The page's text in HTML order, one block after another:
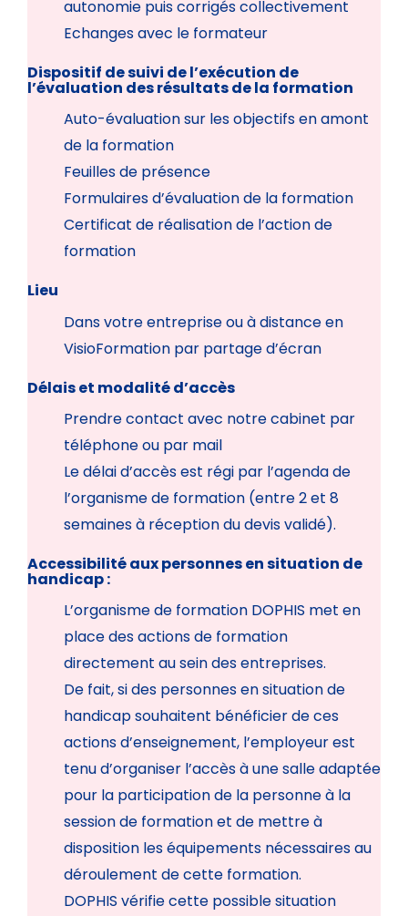
autonomie puis corrigés collectivement
Echanges avec le formateur
Dispositif de suivi de l’exécution de
l’évaluation des résultats de la formation
Auto-évaluation sur les objectifs en amont
de la formation
Feuilles de présence
Formulaires d’évaluation de la formation
Certificat de réalisation de l’action de
formation
Lieu
Dans votre entreprise ou à distance en
VisioFormation par partage d’écran
Délais et modalité d’accès
Prendre contact avec notre cabinet par
téléphone ou par mail
Le délai d’accès est régi par l’agenda de
l’organisme de formation (entre 2 et 8
semaines à réception du devis validé).
Accessibilité aux personnes en situation de
handicap :
L’organisme de formation DOPHIS met en
place des actions de formation
directement au sein des entreprises.
De fait, si des personnes en situation de
handicap souhaitent bénéficier de ces
actions d’enseignement, l’employeur est
tenu d’organiser l’accès à une salle adaptée
pour la participation de la personne à la
session de formation et de mettre à
disposition les équipements nécessaires au
déroulement de cette formation.
DOPHIS vérifie cette possible situation